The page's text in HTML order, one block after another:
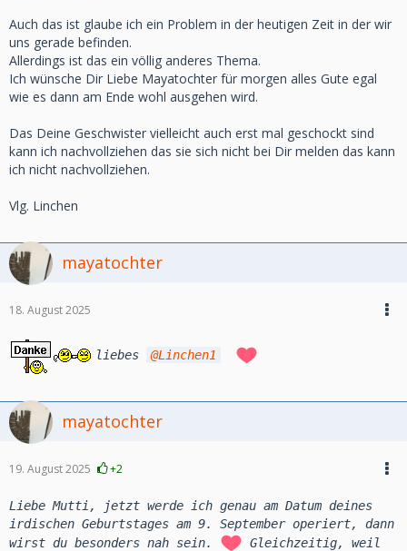
Auch das ist glaube ich ein Problem in der heutigen Zeit in der wir
uns gerade befinden.
Allerdings ist das ein völlig anderes Thema.
Ich wünsche Dir Liebe Mayatochter für morgen alles Gute egal
wie es dann am Ende wohl ausgehen wird.
Das Deine Geschwister vielleicht auch erst mal geschockt sind
kann ich nachvollziehen das sie sich nicht bei Dir melden das kann
ich nicht nachvollziehen.
Vlg. Linchen
mayatochter
18. August 2025
liebes Linchen1
mayatochter
19. August 2025 +2
Liebe Mutti, jetzt werde ich genau am Datum deines
irdischen Geburtstages am 9. September operiert, dann
wirst du besonders nah sein.
Gleichzeitig, weil